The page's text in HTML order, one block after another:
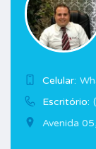
Celular:
Escritório:
Avenida